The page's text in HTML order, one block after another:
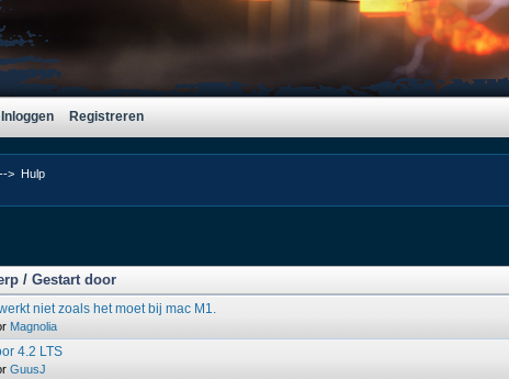
Inloggen Registreren
--> Hulp
/Gestart door
niet zoals het moet bij mac M1.
Magnolia
4.2 LTS
GuusJ